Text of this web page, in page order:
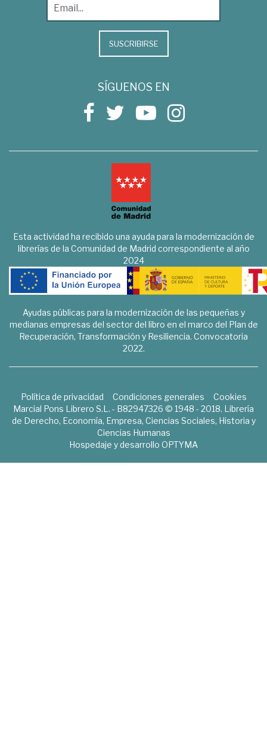
SUSCRIBIRSE
SÍGUENOS EN
Esta actividad ha recibido una ayuda para la modernización de
librerías de la Comunidad de Madrid correspondiente al año
2024
Ayudas públicas para la modernización de las pequeñas y
medianas empresas del sector del libro en el marco del Plan de
Recuperación, Transformación y Resiliencia. Convocatoria
2022.
Política de privacidad Condiciones generales
Cookies
Marcial Pons Librero S.L. - B82947326 © 1948 - 2018. Librería
de Derecho, Economía, Empresa, Ciencias Sociales, Historia y
Ciencias Humanas
Hospedaje y desarrollo OPTYMA